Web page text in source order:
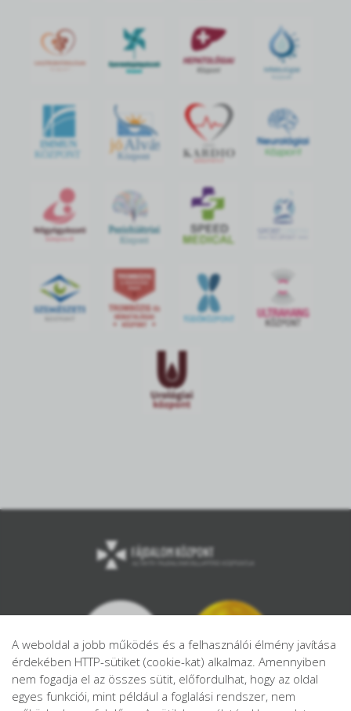
IMMUN
KÖZPONT
jó Alvás
Központ
A weboldal a jobb működés és a felhasználói élmény javítása
érdekében HTTP-sütiket (cookie-kat) alkalmaz. Amennyiben
nem fogadja el az összes sütit, előfordulhat, hogy az oldal
egyes funkciói, mint például a foglalási rendszer, nem